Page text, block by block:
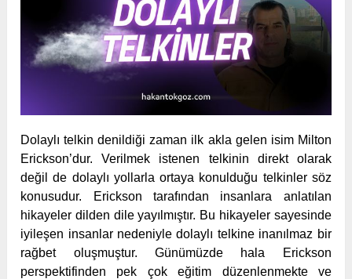
Dolaylı telkin denildiği zaman ilk akla gelen isim Milton
Erickson’dur. Verilmek istenen telkinin direkt olarak
değil de dolaylı yollarla ortaya konulduğu telkinler söz
konusudur. Erickson tarafından insanlara anlatılan
hikayeler dilden dile yayılmıştır. Bu hikayeler sayesinde
iyileşen insanlar nedeniyle dolaylı telkine inanılmaz bir
rağbet oluşmuştur. Günümüzde hala Erickson
perspektifinden pek çok eğitim düzenlenmekte ve